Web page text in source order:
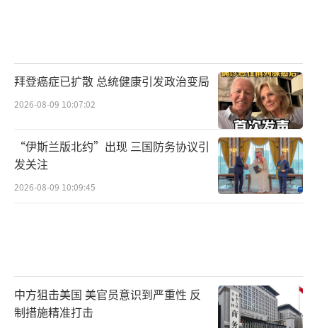
拜登癌症已扩散 总统健康引发政治变局
2026-08-09 10:07:02
“伊斯兰版北约”出现 三国防务协议引
发关注
2026-08-09 10:09:45
中方狙击美国 美官员意识到严重性 反
制措施精准打击